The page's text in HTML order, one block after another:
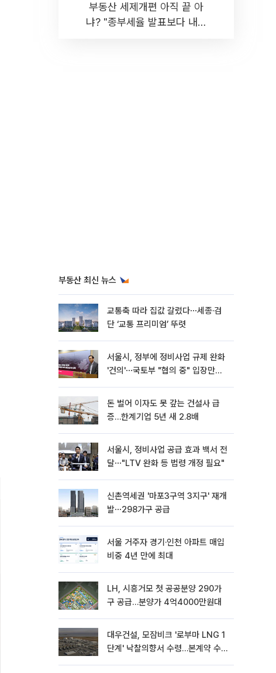
부동산 세제개편 아직 끝 아
냐? "종부세율 발표보다 내릴
부동산 최신 뉴스
교통축 따라 집값 갈렸다⋯세종·검
단 ‘교통 프리미엄’ 뚜렷
서울시, 정부에 정비사업 규제 완화
'건의'⋯국토부 "협의 중" 입장만
돈 벌어 이자도 못 갚는 건설사 급
증…한계기업 5년 새 2.8배
서울시, 정비사업 공급 효과 백서 전
달⋯"LTV 완화 등 법령 개정 필요"
신촌역세권 '마포3구역 3지구' 재개
발⋯298가구 공급
서울 거주자 경기·인천 아파트 매입
비중 4년 만에 최대
LH, 시흥거모 첫 공공분양 290가
구 공급…분양가 4억4000만원대
대우건설, 모잠비크 '로부마 LNG 1
단계' 낙찰의향서 수령…본계약 수